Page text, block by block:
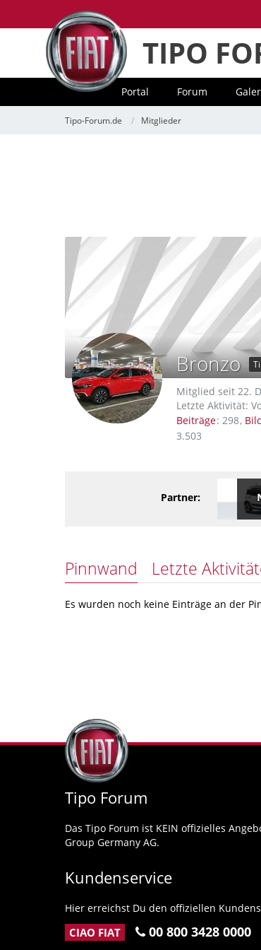
TIPO
Portal Forum
Tipo-Forum.de Mitglieder
Bronzo
Mitglied seit 22.
Letzte Aktivität:
Beiträge 298
3.503
Partner:
Pinnwand Letzte
Es wurden noch keine Einträge an der
Tipo Forum
Das Tipo Forum ist KEIN offizielles
Group Germany AG.
Kundenservice
Hier erreichst Du den offiziellen
CIAO FIAT 00 800 3428 0000